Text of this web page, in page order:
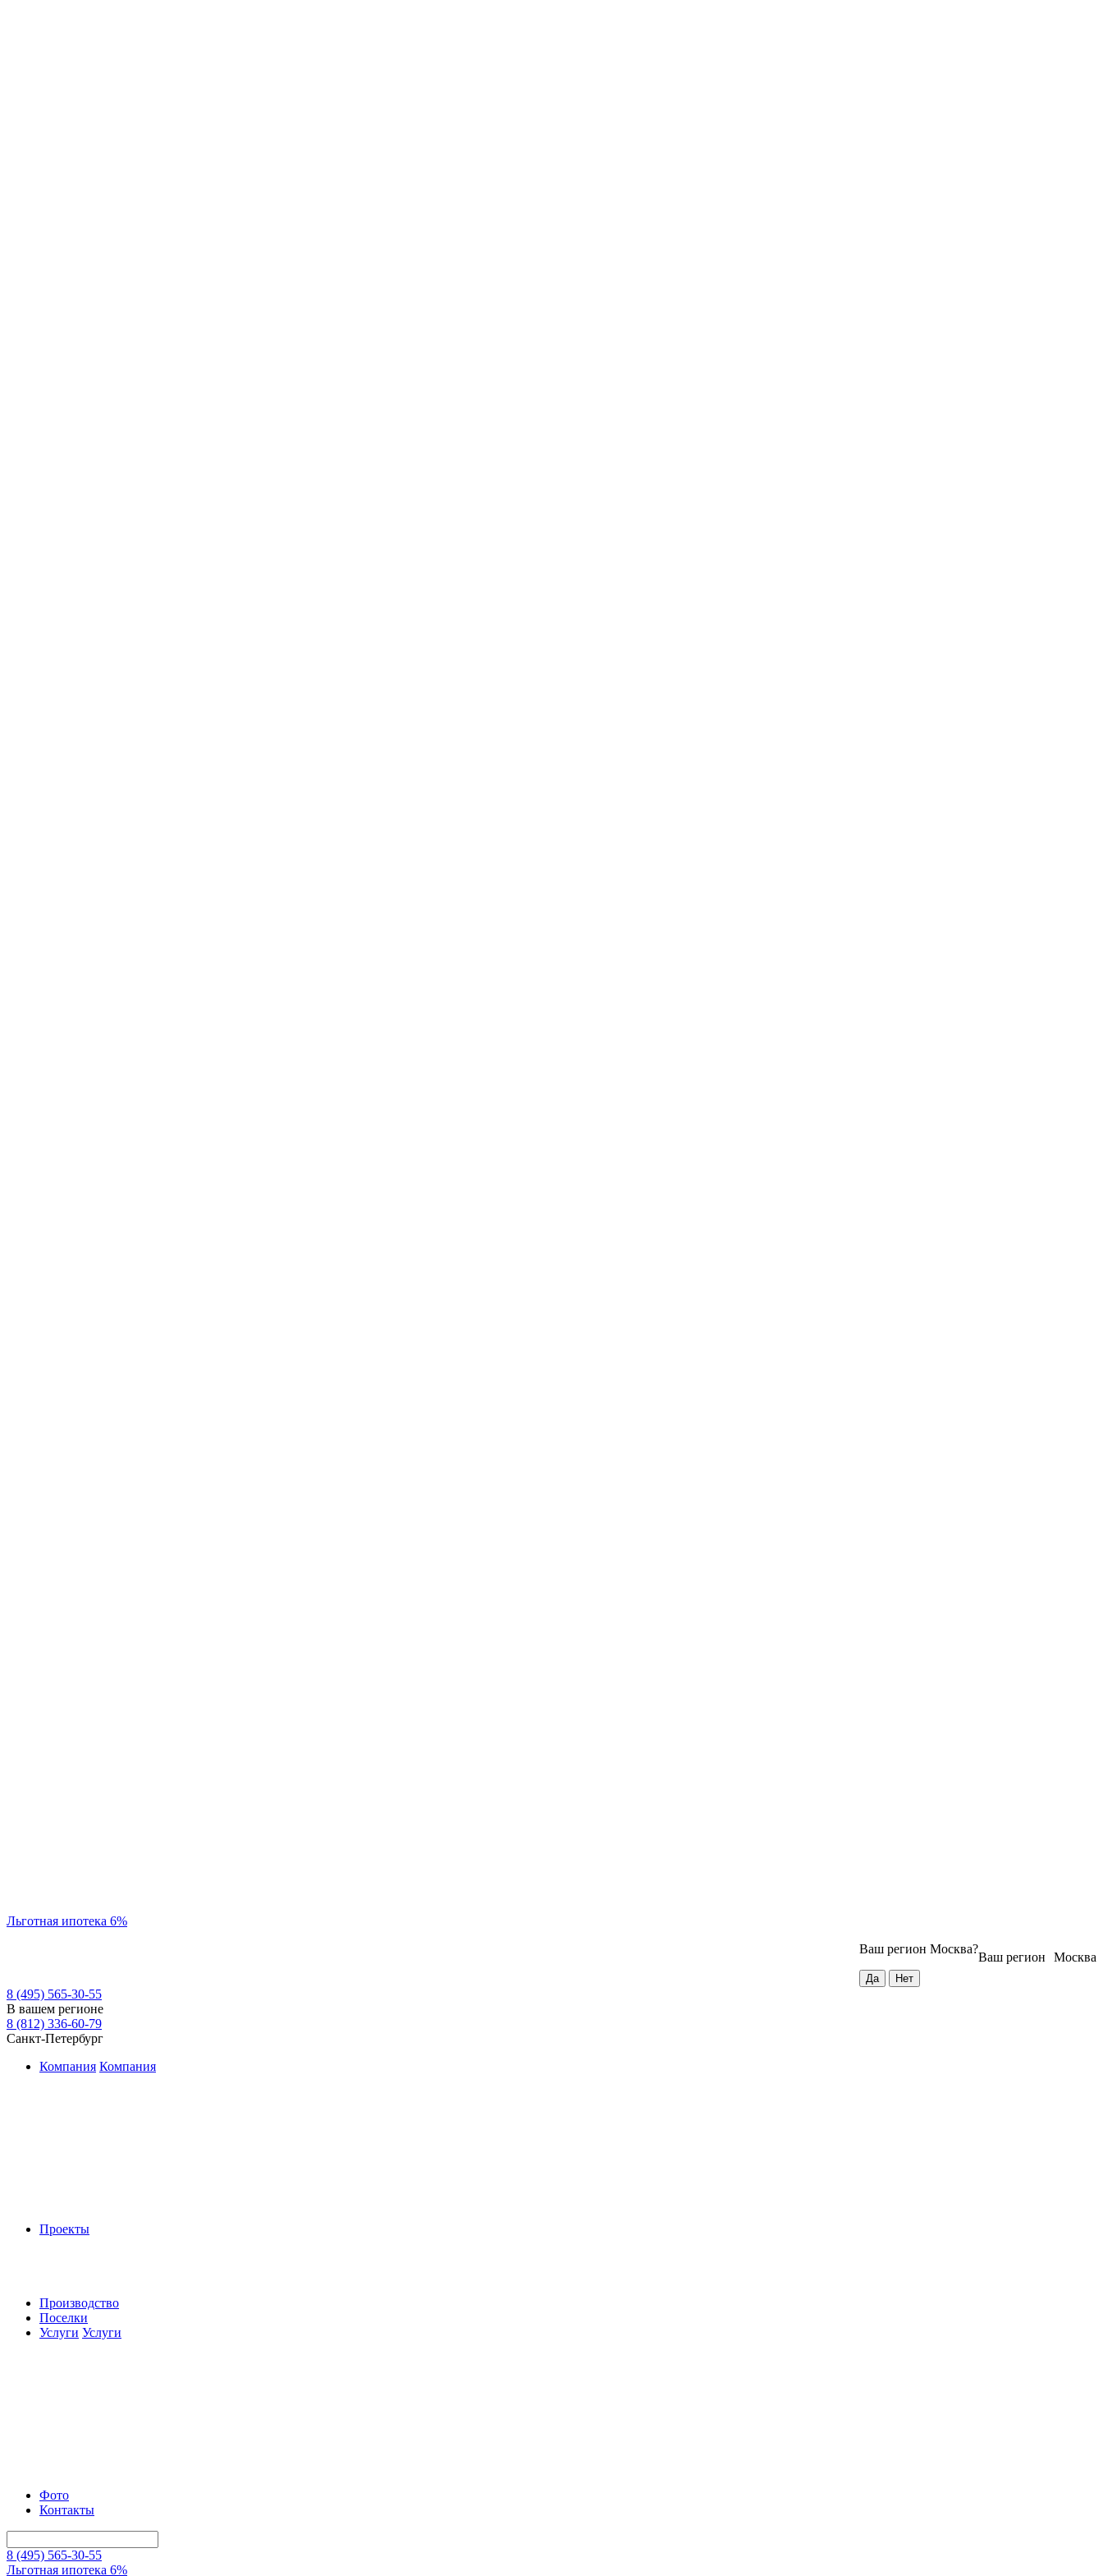
Льготная ипотека 6%
Москва
Ваш регион
Ваш регион Москва?
8 (495) 565-30-55
В вашем регионе
8 (812) 336-60-79
Санкт-Петербург
Компания Компания
Проекты
Производство
Поселки
Услуги Услуги
Фото
Контакты
8 (495) 565-30-55
Льготная ипотека 6%